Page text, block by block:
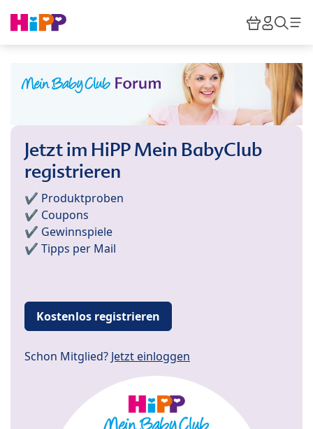
HiPP
Jetzt im HiPP Mein BabyClub
registrieren
✔️ Produktproben
✔️ Coupons
✔️ Gewinnspiele
✔️ Tipps per Mail
Kostenlos registrieren
Schon Mitglied? Jetzt einloggen